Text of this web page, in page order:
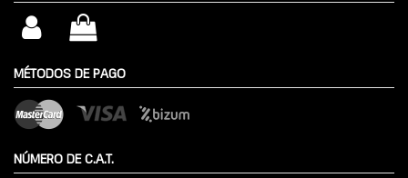
MÉTODOS DE PAGO
NÚMERO DE C.A.T.